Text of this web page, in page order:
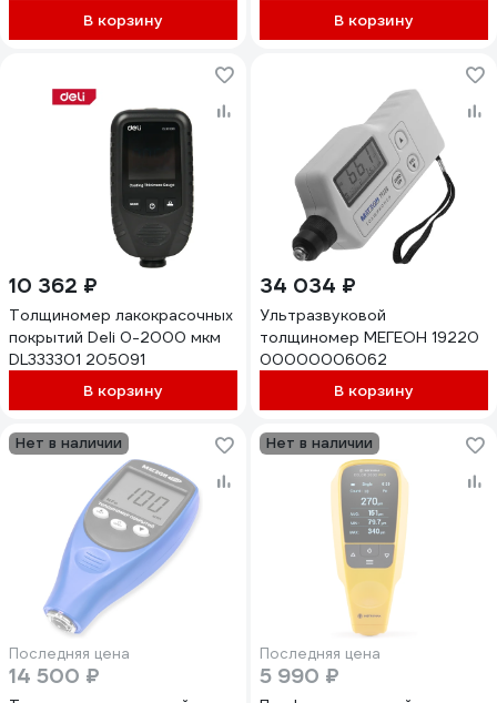
преобразователем 5 МГц)
В корзину
В корзину
10 362 ₽
Толщиномер лакокрасочных
покрытий Deli 0-2000 мкм
DL333301 205091
В корзину
34 034 ₽
Ультразвуковой
толщиномер МЕГЕОН 19220
00000006062
В корзину
Нет в наличии
Последняя цена
14 500 ₽
Нет в наличии
Последняя цена
5 990 ₽